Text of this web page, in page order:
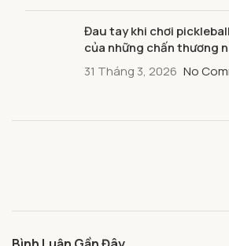
Đau tay khi chơi
của những chấn thương
31 Tháng 3, 2026 No